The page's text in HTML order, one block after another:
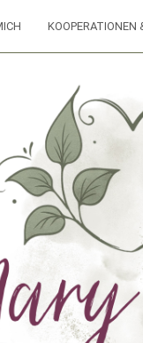
KOOPERATIONEN